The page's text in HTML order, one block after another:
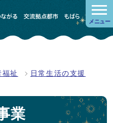
メニュー
福祉 日常生活の支援
業